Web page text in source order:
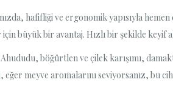
hafifliği ve ergonomik yapısıyla
büyük bir avantaj. Hızlı bir şekilde keyif
böğürtlen ve çilek karışımı,
meyve aromalarını seviyorsanız, bu